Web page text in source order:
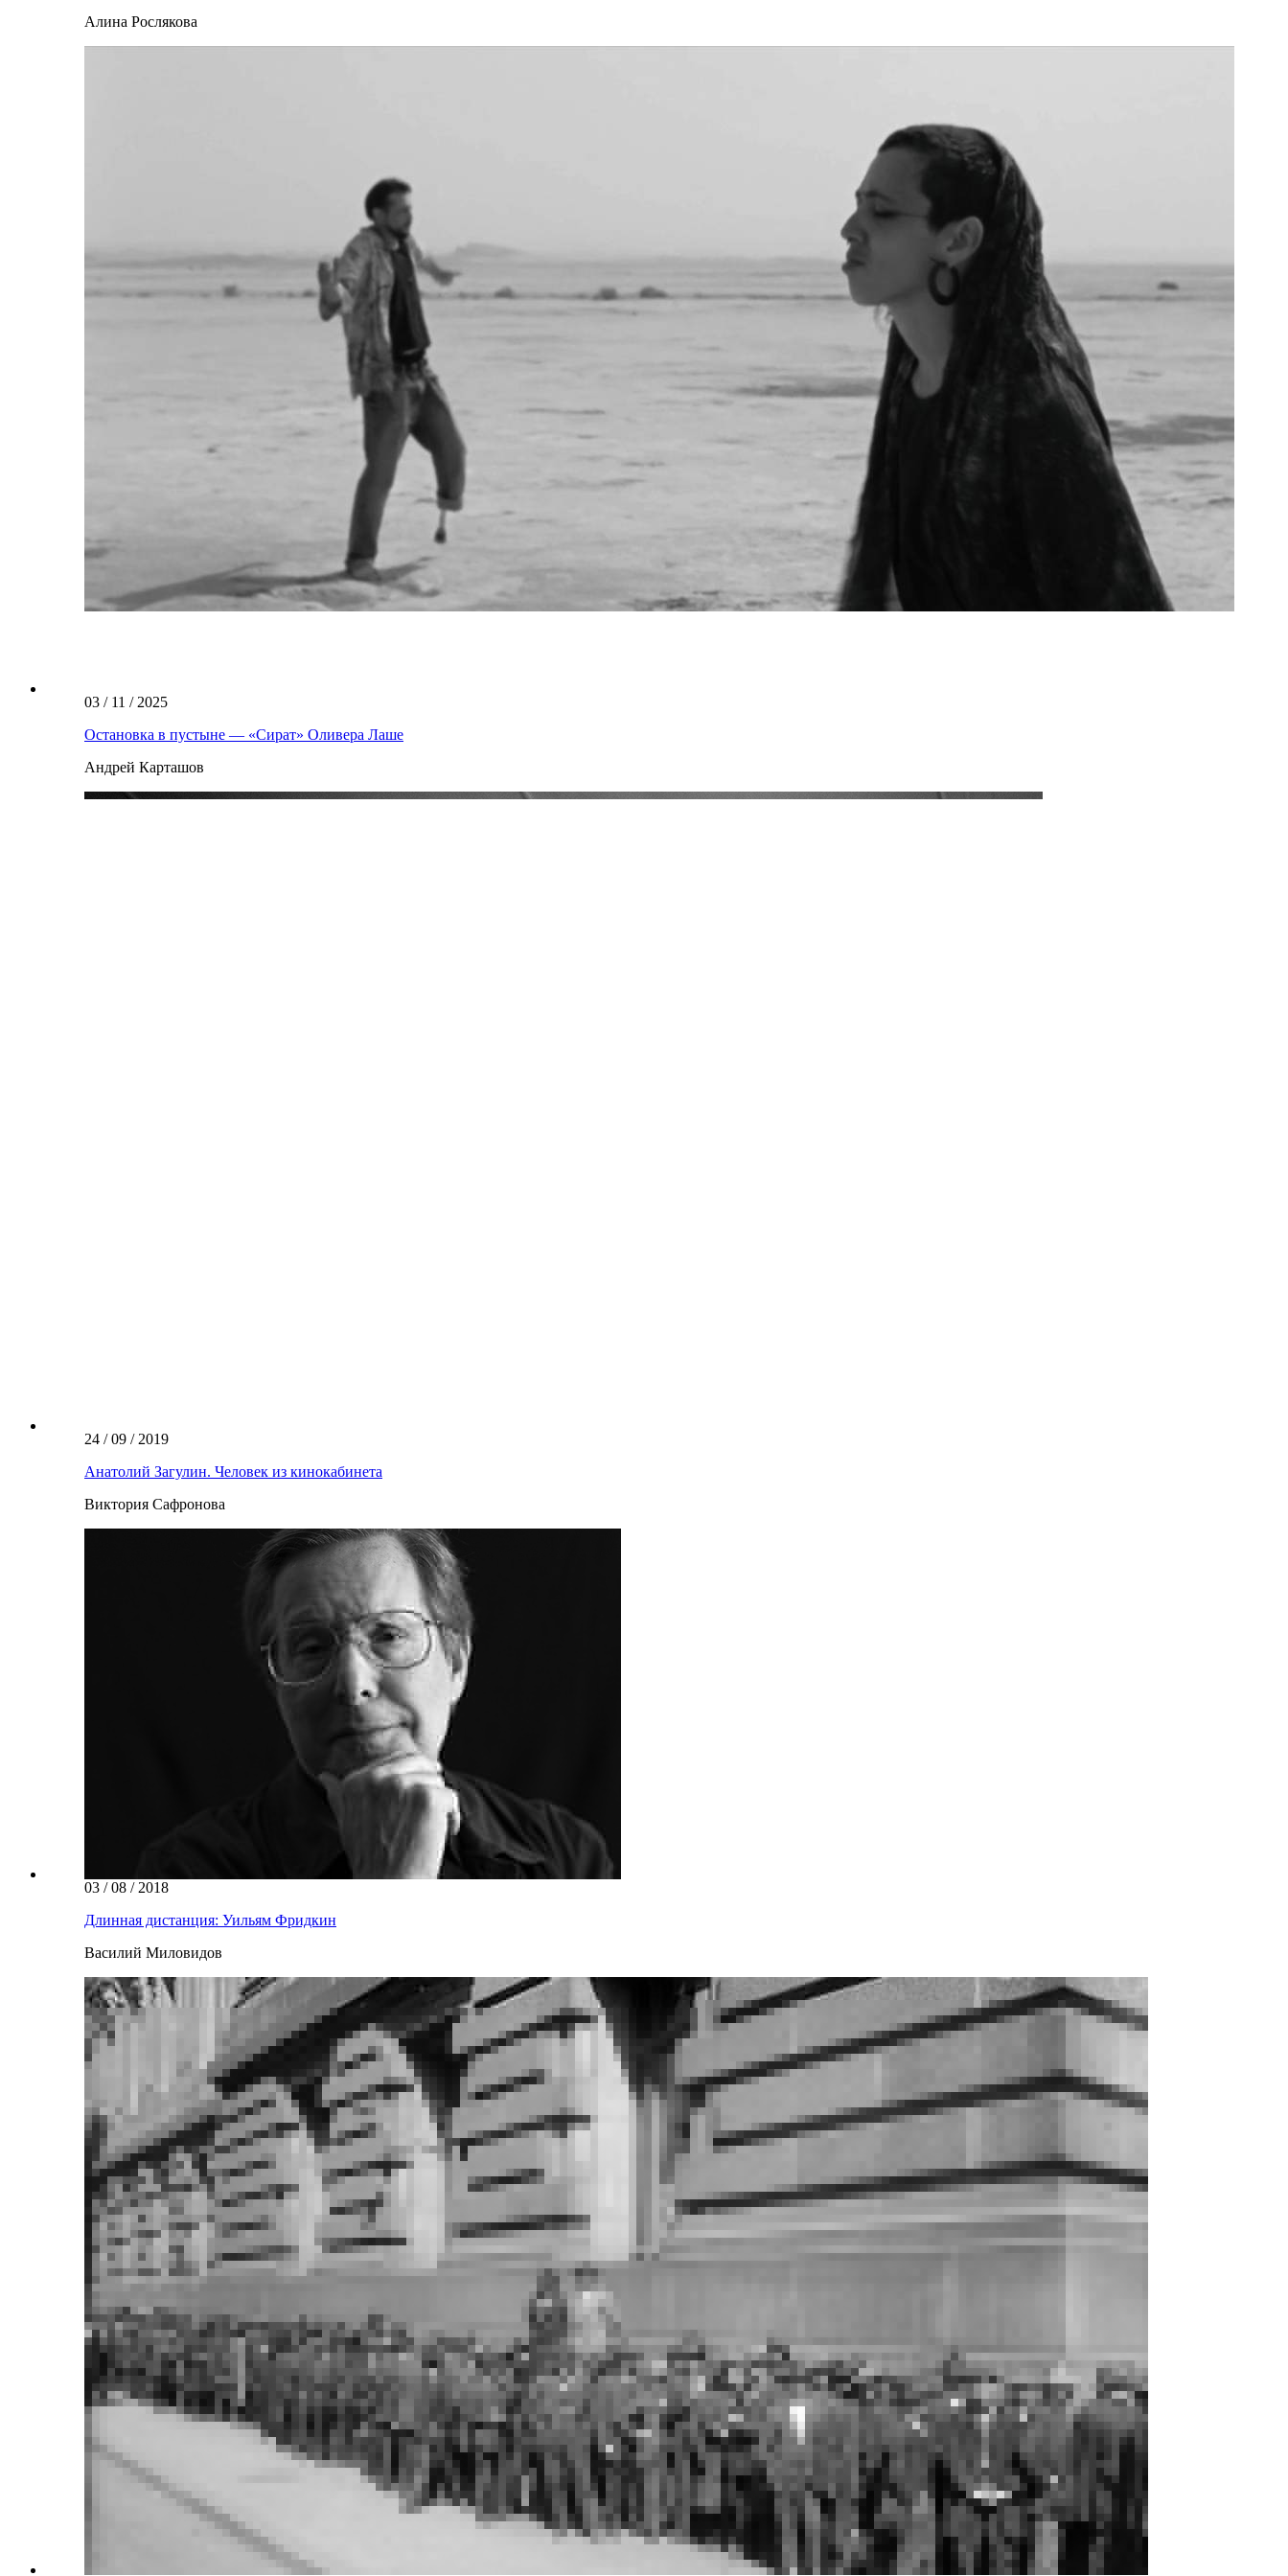
Алина Рослякова
03 / 11 / 2025
Остановка в пустыне — «Сират» Оливера Лаше
Андрей Карташов
24 / 09 / 2019
Анатолий Загулин. Человек из кинокабинета
Виктория Сафронова
03 / 08 / 2018
Длинная дистанция: Уильям Фридкин
Василий Миловидов